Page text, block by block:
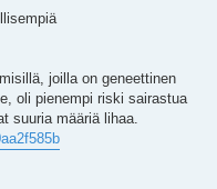
joilla on geneettinen
oli pienempi riski sairastua
suuria määriä lihaa.